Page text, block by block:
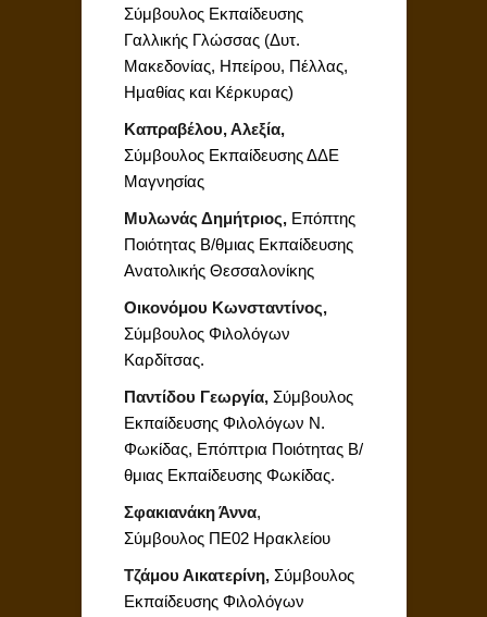
Σύμβουλος Εκπαίδευσης
Γαλλικής Γλώσσας (Δυτ.
Μακεδονίας, Ηπείρου, Πέλλας,
Ημαθίας και Κέρκυρας)
Καπραβέλου, Αλεξία,
Σύμβουλος Εκπαίδευσης ΔΔΕ
Μαγνησίας
Μυλωνάς Δημήτριος, Επόπτης
Ποιότητας Β/θμιας Εκπαίδευσης
Ανατολικής Θεσσαλονίκης
Οικονόμου Κωνσταντίνος,
Σύμβουλος Φιλολόγων
Καρδίτσας.
Παντίδου Γεωργία,Σύμβουλος
Εκπαίδευσης Φιλολόγων Ν.
Φωκίδας, Επόπτρια Ποιότητας Β/
θμιας Εκπαίδευσης Φωκίδας.
Σφακιανάκη Άννα,
Σύμβουλος ΠΕ02 Ηρακλείου
Τζάμου Αικατερίνη, Σύμβουλος
Εκπαίδευσης Φιλολόγων